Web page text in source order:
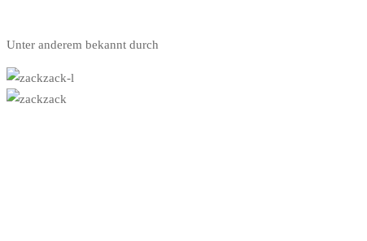
Unter anderem bekannt durch